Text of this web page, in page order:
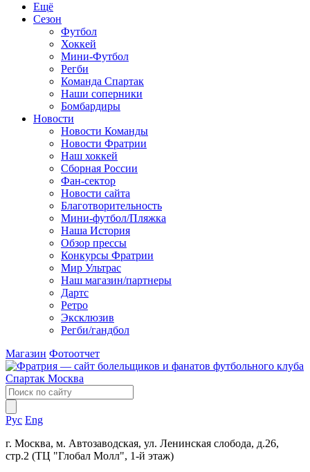
Ещё
Сезон
Футбол
Хоккей
Мини-Футбол
Регби
Команда Спартак
Наши соперники
Бомбардиры
Новости
Новости Команды
Новости Фратрии
Наш хоккей
Сборная России
Фан-cектор
Новости сайта
Благотворительность
Мини-футбол/Пляжка
Наша История
Обзор прессы
Конкурсы Фратрии
Мир Ультрас
Наш магазин/партнеры
Дартс
Ретро
Эксклюзив
Регби/гандбол
Магазин Фотоотчет
Рус Eng
г. Москва, м. Автозаводская, ул. Ленинская слобода, д.26,
стр.2 (ТЦ "Глобал Молл", 1-й этаж)